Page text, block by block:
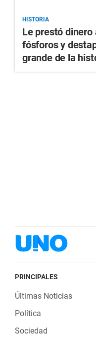
HISTORIA
Le prestó dinero
fósforos y
grande de la
PRINCIPALES
Últimas Noticias
Política
Sociedad